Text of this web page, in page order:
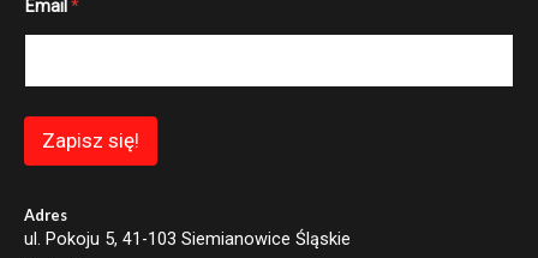
m
E
l
m
a
Email *
Zapisz się!
Adres
ul. Pokoju 5, 41-103 Siemianowice Śląskie